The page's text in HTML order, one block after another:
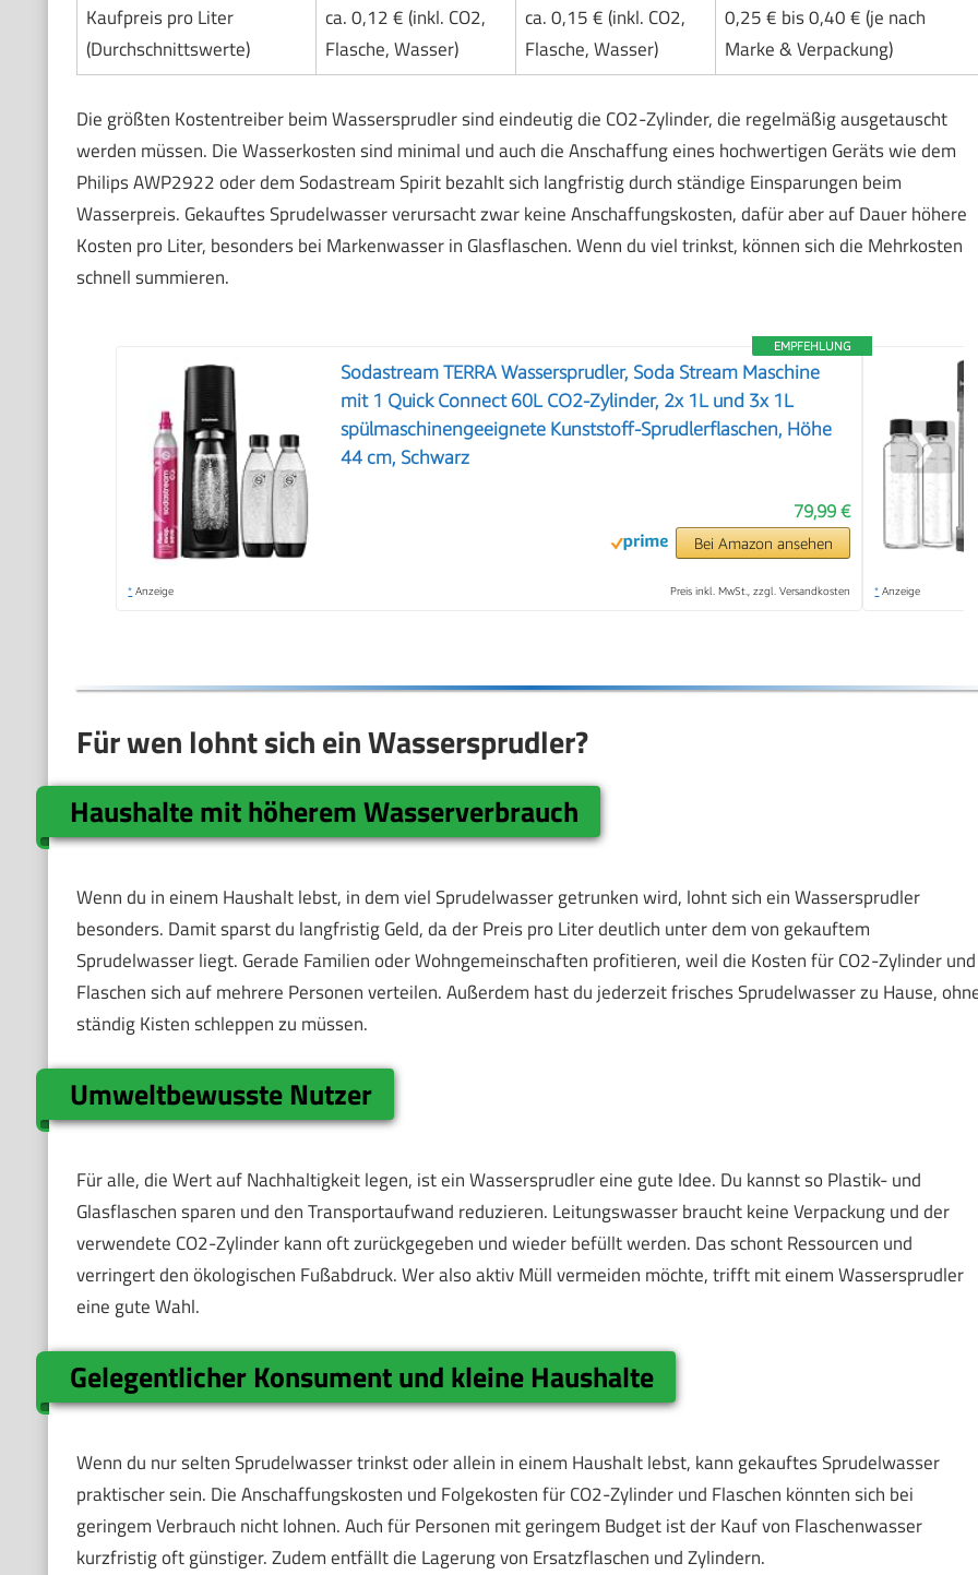
Kaufpreis pro Liter
(Durchschnittswerte)
ca. 0,12 € (inkl. CO2,
Flasche, Wasser)
ca. 0,15 € (inkl. CO2,
Flasche, Wasser)
0,25 € bis 0,40 € (je nach
Marke & Verpackung)
Die größten Kostentreiber beim Wassersprudler sind eindeutig die CO2-Zylinder, die regelmäßig ausgetauscht
werden müssen. Die Wasserkosten sind minimal und auch die Anschaffung eines hochwertigen Geräts wie dem
Philips AWP2922 oder dem Sodastream Spirit bezahlt sich langfristig durch ständige Einsparungen beim
Wasserpreis. Gekauftes Sprudelwasser verursacht zwar keine Anschaffungskosten, dafür aber auf Dauer höhere
Kosten pro Liter, besonders bei Markenwasser in Glasflaschen. Wenn du viel trinkst, können sich die Mehrkosten
schnell summieren.
EMPFEHLUNG
Sodastream TERRA Wassersprudler, Soda Stream Maschine
mit 1 Quick Connect 60L CO2-Zylinder, 2x 1L und 3x 1L
spülmaschinengeeignete Kunststoff-Sprudlerflaschen, Höhe
44 cm, Schwarz
79,99 €
Bei Amazon ansehen
* Anzeige Preis inkl. MwSt., zzgl. Versandkosten * Anzeige
❯
Für wen lohnt sich ein Wassersprudler?
Haushalte mit höherem Wasserverbrauch
Wenn du in einem Haushalt lebst, in dem viel Sprudelwasser getrunken wird, lohnt sich ein Wassersprudler
besonders. Damit sparst du langfristig Geld, da der Preis pro Liter deutlich unter dem von gekauftem
Sprudelwasser liegt. Gerade Familien oder Wohngemeinschaften profitieren, weil die Kosten für CO2-Zylinder und
Flaschen sich auf mehrere Personen verteilen. Außerdem hast du jederzeit frisches Sprudelwasser zu Hause,
ständig Kisten schleppen zu müssen.
Umweltbewusste Nutzer
Für alle, die Wert auf Nachhaltigkeit legen, ist ein Wassersprudler eine gute Idee. Du kannst so Plastik- und
Glasflaschen sparen und den Transportaufwand reduzieren. Leitungswasser braucht keine Verpackung und der
verwendete CO2-Zylinder kann oft zurückgegeben und wieder befüllt werden. Das schont Ressourcen und
verringert den ökologischen Fußabdruck. Wer also aktiv Müll vermeiden möchte, trifft mit einem Wassersprudler
eine gute Wahl.
Gelegentlicher Konsument und kleine Haushalte
Wenn du nur selten Sprudelwasser trinkst oder allein in einem Haushalt lebst, kann gekauftes Sprudelwasser
praktischer sein. Die Anschaffungskosten und Folgekosten für CO2-Zylinder und Flaschen könnten sich bei
geringem Verbrauch nicht lohnen. Auch für Personen mit geringem Budget ist der Kauf von Flaschenwasser
kurzfristig oft günstiger. Zudem entfällt die Lagerung von Ersatzflaschen und Zylindern.